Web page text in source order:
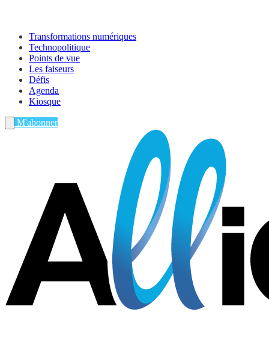
Transformations numériques
Technopolitique
Points de vue
Les faiseurs
Défis
Agenda
Kiosque
M'abonner